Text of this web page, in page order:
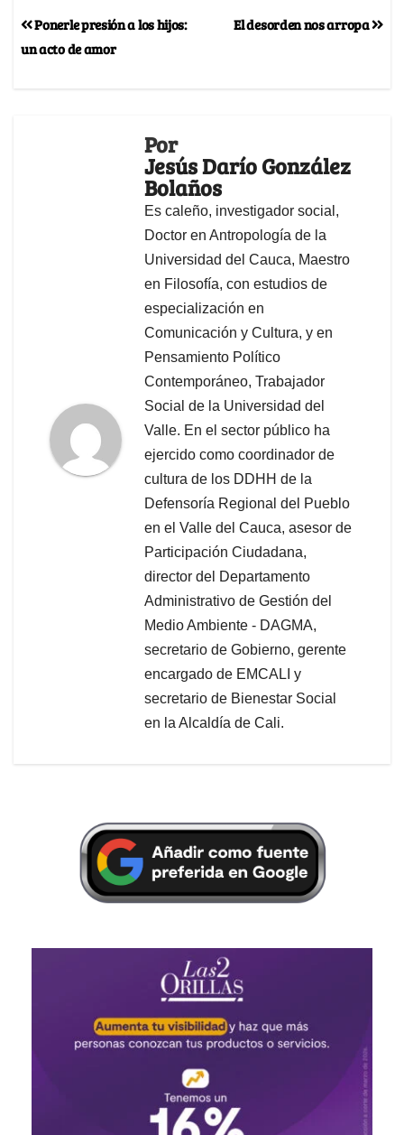
El desorden nos arropa
Ponerle presión a los hijos:
un acto de amor
Por
Jesús Darío González
Bolaños
Es caleño, investigador social,
Doctor en Antropología de la
Universidad del Cauca, Maestro
en Filosofía, con estudios de
especialización en
Comunicación y Cultura, y en
Pensamiento Político
Contemporáneo, Trabajador
Social de la Universidad del
Valle. En el sector público ha
ejercido como coordinador de
cultura de los DDHH de la
Defensoría Regional del Pueblo
en el Valle del Cauca, asesor de
Participación Ciudadana,
director del Departamento
Administrativo de Gestión del
Medio Ambiente - DAGMA,
secretario de Gobierno, gerente
encargado de EMCALI y
secretario de Bienestar Social
en la Alcaldía de Cali.